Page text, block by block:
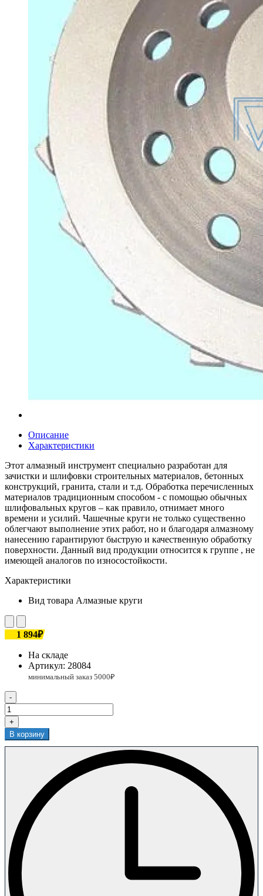
Описание
Характеристики
Этот алмазный инструмент специально разработан для
зачистки и шлифовки строительных материалов, бетонных
конструкций, гранита, стали и т.д. Обработка перечисленных
материалов традиционным способом - с помощью обычных
шлифовальных кругов – как правило, отнимает много
времени и усилий. Чашечные круги не только существенно
облегчают выполнение этих работ, но и благодаря алмазному
нанесению гарантируют быструю и качественную обработку
поверхности. Данный вид продукции относится к группе , не
имеющей аналогов по износостойкости.
Характеристики
Вид товара Алмазные круги
1 894₽
На складе
Артикул: 28084
-
+
В корзину